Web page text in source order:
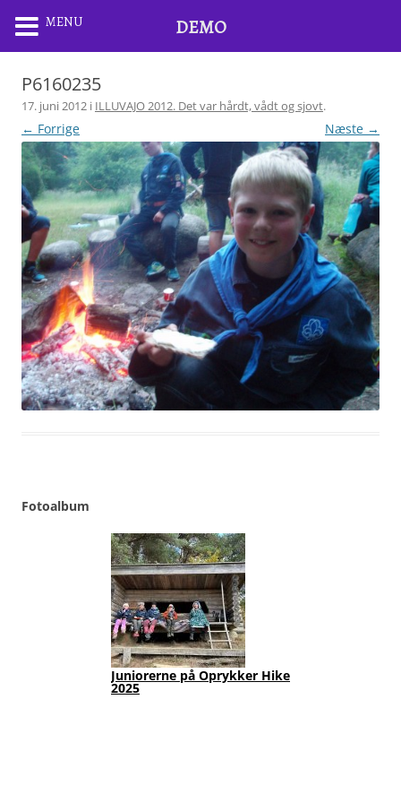
P6160235
17. juni 2012 i ILLUVAJO 2012. Det var hårdt, vådt og sjovt.
← Forrige Næste →
Fotoalbum
Juniorerne på Oprykker Hike
2025
MENU DEMO